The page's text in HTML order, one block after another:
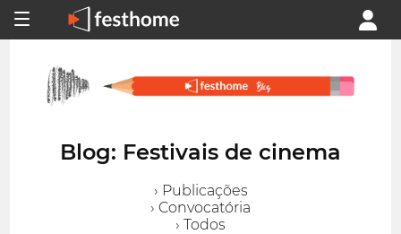
Blog: Festivais de cinema
› Publicações
› Convocatória
› Todos